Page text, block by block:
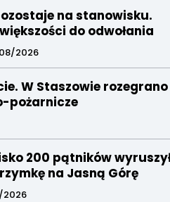
na stanowisku.
do odwołania
2026
W Staszowie rozegrano
pożarnicze
200 pątników
na Jasną Górę